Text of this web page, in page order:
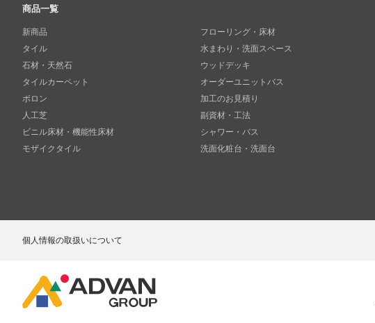
商品一覧
新商品
タイル
石材・天然石
タイルカーペット
ボロン
人工芝
ビニル床材・機能性床材
モザイクタイル
フローリング・床材
水まわり・洗面スペース
ウッドデッキ
オーダーユニットバス
加工のお見積り
副資材・工法
シャワー・バス
洗面化粧台・洗面台
個人情報の取扱いについて